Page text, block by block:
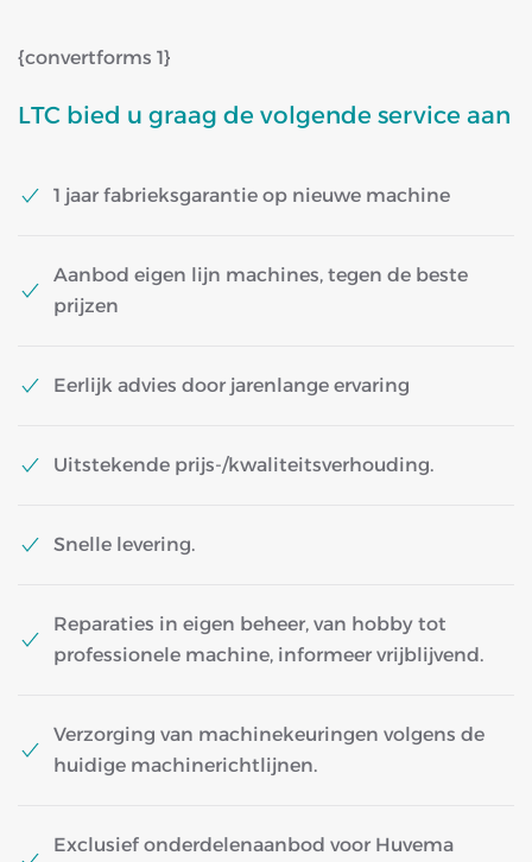
{convertforms 1}
LTC bied u graag de volgende service aan
1 jaar fabrieksgarantie op nieuwe machine
Aanbod eigen lijn machines, tegen de beste
prijzen
Eerlijk advies door jarenlange ervaring
Uitstekende prijs-/kwaliteitsverhouding.
Snelle levering.
Reparaties in eigen beheer, van hobby tot
professionele machine, informeer vrijblijvend.
Verzorging van machinekeuringen volgens de
huidige machinerichtlijnen.
Exclusief onderdelenaanbod voor Huvema